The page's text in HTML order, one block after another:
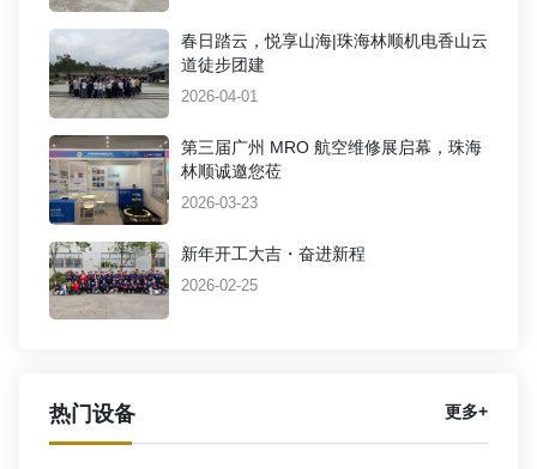
春日踏云，悦享山海|珠海林顺机电香山云
道徒步团建
2026-04-01
第三届广州 MRO 航空维修展启幕，珠海
林顺诚邀您莅
2026-03-23
新年开工大吉・奋进新程
2026-02-25
热门设备 更多+